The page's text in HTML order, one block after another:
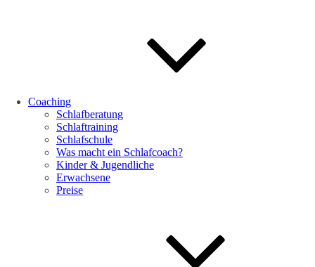
Coaching
Schlafberatung
Schlaftraining
Schlafschule
Was macht ein Schlafcoach?
Kinder & Jugendliche
Erwachsene
Preise